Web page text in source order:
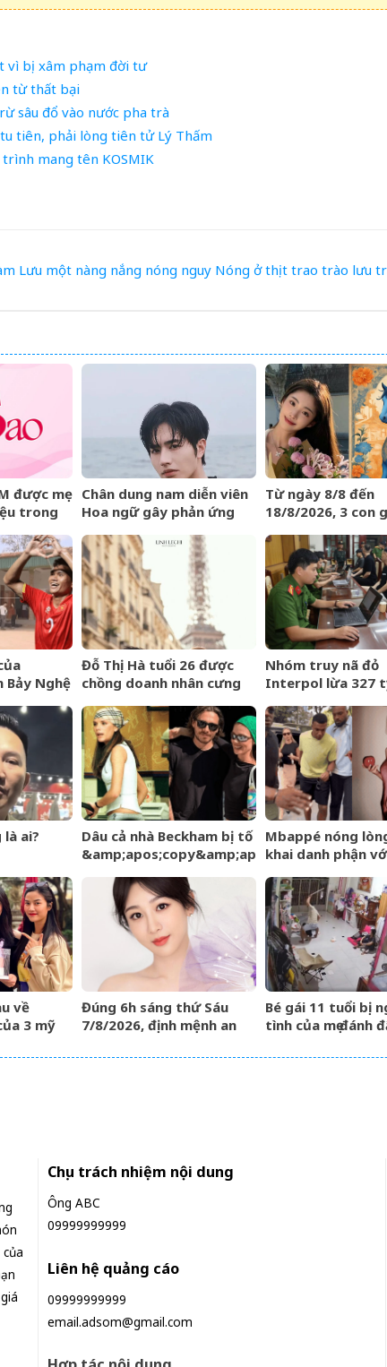
vì bị xâm phạm đời tư
từ thất bại
sâu đổ vào nước pha trà
tiên, phải lòng tiên tử Lý Thấm
mang tên KOSMIK
Lưu một nàng nắng nóng nguy Nóng ở thịt trao trào lưu
được mẹ
trong
Chân dung nam diễn viên
Hoa ngữ gây phản ứng
Từ ngày 8/8 đến
18/8/2026, 3 con
HIẾM CÓ, tiền bạc
động kéo về
Bảy Nghệ
Đỗ Thị Hà tuổi 26 được
chồng doanh nhân cưng
rạng rỡ
Nhóm truy nã đỏ
Interpol lừa 327
Ninh
là ai?
Dâu cả nhà Beckham bị tố
&amp;apos;copy&amp;apos;
Victoria giữa sóng gió gia
Mbappé nóng
khai danh phận
rồi
về
3 mỹ
Đúng 6h sáng thứ Sáu
7/8/2026, định mệnh an
như cá chép hóa rồng,
Bé gái 11 tuổi bị
tình của mẹ đánh
Chịu trách nhiệm nội dung
Ông ABC
09999999999
Liên hệ quảng cáo
09999999999
email.adsom@gmail.com